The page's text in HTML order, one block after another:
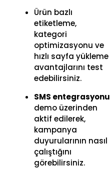
Ürün bazlı
etiketleme,
kategori
optimizasyonu ve
hızlı sayfa yükleme
avantajlarını test
edebilirsiniz.
SMS entegrasyonu
demo üzerinden
aktif edilerek,
kampanya
duyurularının nasıl
çalıştığını
görebilirsiniz.